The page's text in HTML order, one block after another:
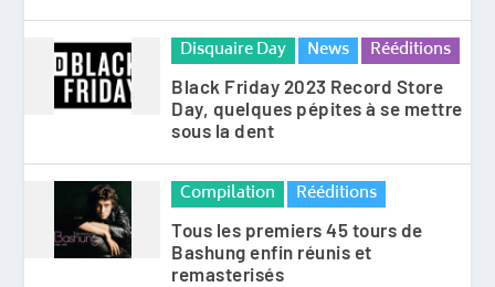
Disquaire Day News Rééditions
Black Friday 2023 Record Store
Day, quelques pépites à se mettre
sous la dent
Compilation Rééditions
Tous les premiers 45 tours de
Bashung enfin réunis et
remasterisés